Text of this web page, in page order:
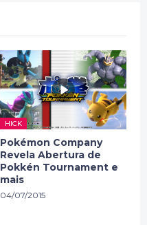
HICK
Pokémon Company
Revela Abertura de
Pokkén Tournament e
mais
04/07/2015